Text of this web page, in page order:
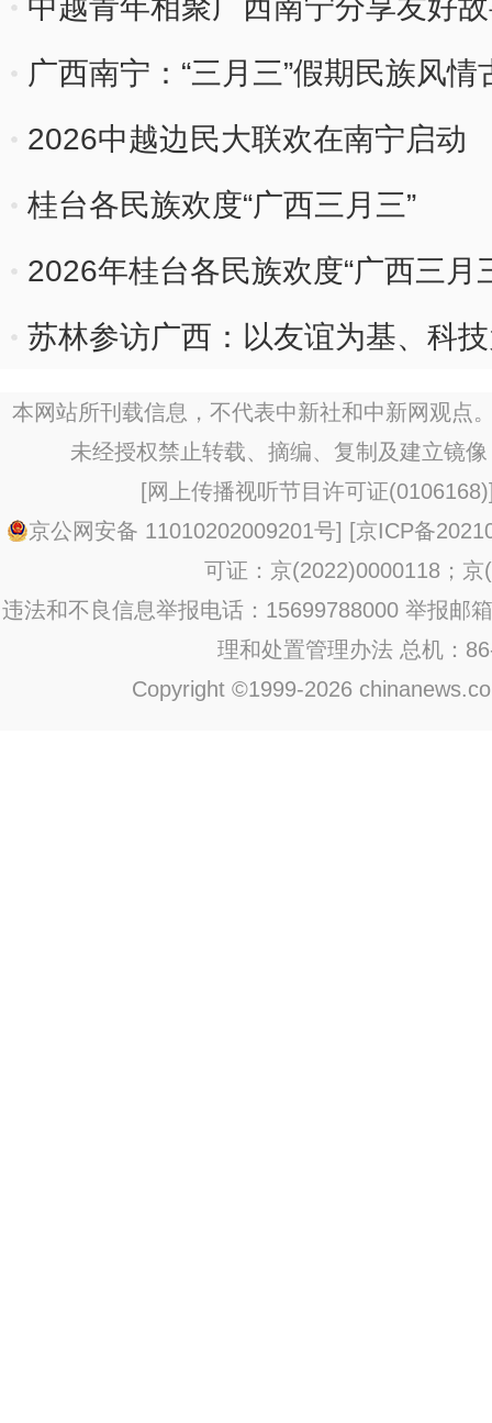
中越青年相聚广西南宁分享友好
广西南宁：“三月三”假期民族风情
2026中越边民大联欢在南宁启动
桂台各民族欢度“广西三月三”
2026年桂台各民族欢度“广西三月
苏林参访广西：以友谊为基、科
本网站所刊载信息，不代表中新社和中新网观点
未经授权禁止转载、摘编、复制及建立镜
[网上传播视听节目许可证(0106168)
京公网安备 11010202009201号] [京ICP备
可证：京(2022)0000118；京
违法和不良信息举报电话：15699788000 举报邮
理和处置管理办法 总机：
Copyright ©1999-2026